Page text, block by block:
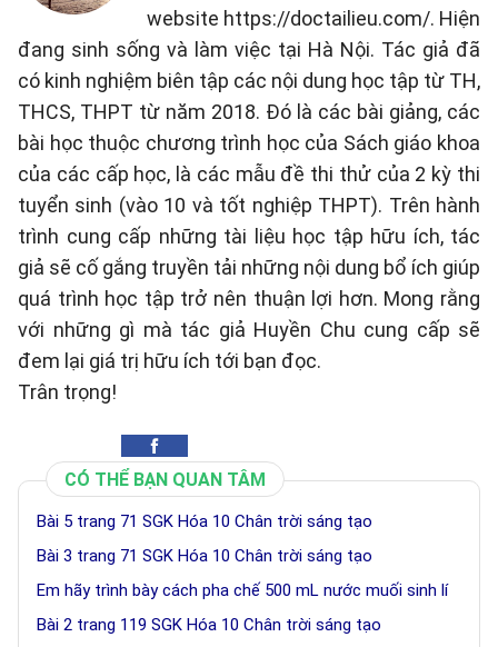
website https://doctailieu.com/. Hiện
đang sinh sống và làm việc tại Hà Nội. Tác giả đã
có kinh nghiệm biên tập các nội dung học tập từ TH,
THCS, THPT từ năm 2018. Đó là các bài giảng, các
bài học thuộc chương trình học của Sách giáo khoa
của các cấp học, là các mẫu đề thi thử của 2 kỳ thi
tuyển sinh (vào 10 và tốt nghiệp THPT). Trên hành
trình cung cấp những tài liệu học tập hữu ích, tác
giả sẽ cố gắng truyền tải những nội dung bổ ích giúp
quá trình học tập trở nên thuận lợi hơn. Mong rằng
với những gì mà tác giả Huyền Chu cung cấp sẽ
đem lại giá trị hữu ích tới bạn đọc.
Trân trọng!
CÓ THỂ BẠN QUAN TÂM
Bài 5 trang 71 SGK Hóa 10 Chân trời sáng tạo
Bài 3 trang 71 SGK Hóa 10 Chân trời sáng tạo
Em hãy trình bày cách pha chế 500 mL nước muối sinh lí
Bài 2 trang 119 SGK Hóa 10 Chân trời sáng tạo